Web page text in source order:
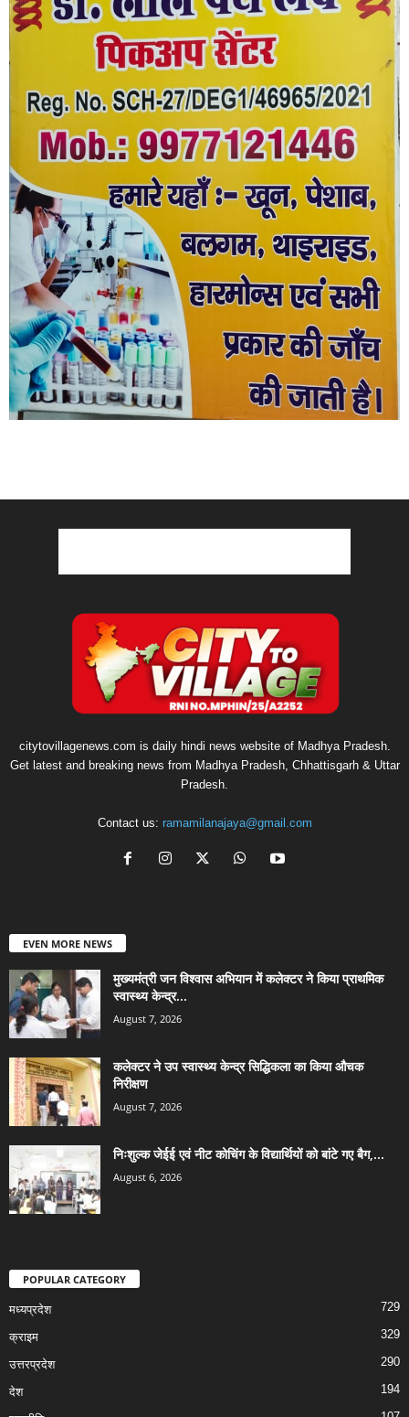
citytovillagenews.com is daily hindi news website of Madhya Pradesh.
Get latest and breaking news from Madhya Pradesh, Chhattisgarh & Uttar
Pradesh.
Contact us: ramamilanajaya@gmail.com
EVEN MORE NEWS
मुख्यमंत्री जन विश्वास अभियान में कलेक्टर ने किया प्राथमिक
स्वास्थ्य केन्द्र...
August 7, 2026
कलेक्टर ने उप स्वास्थ्य केन्द्र सिद्धिकला का किया औचक
निरीक्षण
August 7, 2026
निःशुल्क जेईई एवं नीट कोचिंग के विद्यार्थियों को बांटे गए बैग,...
August 6, 2026
POPULAR CATEGORY
मध्यप्रदेश 729
क्राइम 329
उत्तरप्रदेश 290
देश 194